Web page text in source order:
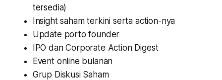
tersedia)
Insight saham terkini serta action-nya
Update porto founder
IPO dan Corporate Action Digest
Event online bulanan
Grup Diskusi Saham